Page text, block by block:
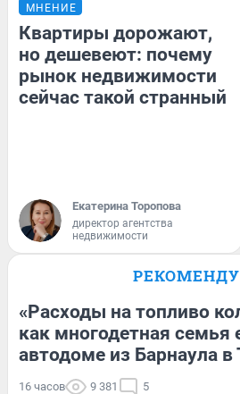
МНЕНИЕ
Квартиры дорожают,
но дешевеют: почему
рынок недвижимости
сейчас такой странный
Екатерина Торопова
директор агентства
недвижимости
«Расходы на топливо
как многодетная семья
автодоме из Барнаула
16 часов 9 381 5